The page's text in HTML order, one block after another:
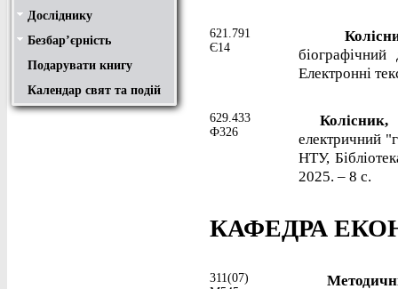
Досліднику
Законодавча база
Academic integrity
Плагіат
Локальний доступ
Ресурси вільного доступу
Наукова періодика
Бібліографічні менеджери
Безбар’єрність
Безбар’єрність це…
Путівник веб-ресурсами
Подарувати книгу
Календар свят та подій
621.791
Є14
Електронні
629.433
Ф326
електричний
НТУ,
2025. – 8 с.
КАФЕДРА
311(07)
Методичні